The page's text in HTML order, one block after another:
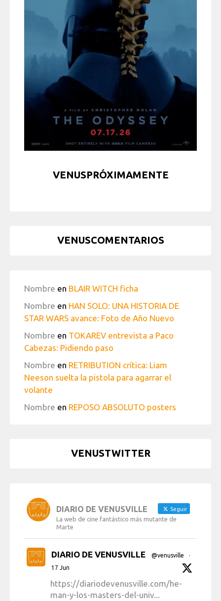
VENUSPRÓXIMAMENTE
VENUSCOMENTARIOS
Nombre en BLAIR WITCH ficha
Nombre en HAN SOLO: UNA HISTORIA DE
STAR WARS avance: Foto de Año Nuevo
Nombre en TOKAREV entrevista a Paco
Cabezas: Pidiendo paso
Nombre en RETRIBUTION crítica: Liam
Neeson suelta la pistola para agarrar el
volante
Nombre en REPOSO ABSOLUTO posters
VENUSTWITTER
DIARIO DE VENUSVILLE Seguir
La web de cine fantástico más mutante de
Marte
DIARIO DE VENUSVILLE @venusville
·
17 Jun
https://diariodevenusville.com/he-
man-y-los-masters-del-univ...